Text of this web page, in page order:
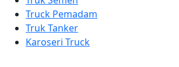
Truck Pemadam
Truk Tanker
Karoseri Truck